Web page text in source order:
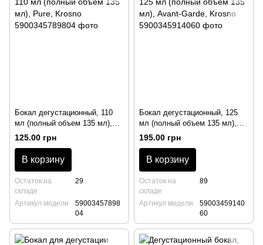
Бокал дегустационный, 110
мл (полный объем 135 мл),
Pure, Krosno
125.00 грн
В корзину
Остаток на
складе
29
Артикул модели
59003457898
04
Бокал дегустационный, 125
мл (полный объем 135 мл),
Avant-Garde, Krosno
195.00 грн
В корзину
Остаток на
складе
89
Артикул модели
59003459140
60